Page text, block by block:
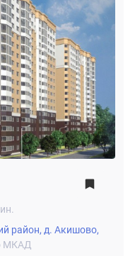
район, д. Акишово,
МКАД